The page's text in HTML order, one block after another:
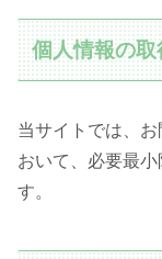
個人情報の取
当サイトでは、
おいて、必要最
す。